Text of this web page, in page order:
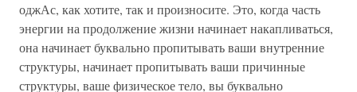
оджАс, как хотите, так и произносите. Это, когда часть
энергии на продолжение жизни начинает накапливаться,
она начинает буквально пропитывать ваши внутренние
структуры, начинает пропитывать ваши причинные
структуры, ваше физическое тело, вы буквально